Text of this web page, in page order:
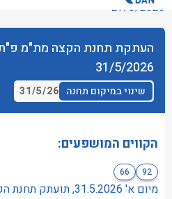
בְּאֲתָר
זֶה
מֻפְעֶלֶת
מַעֲרֶכֶת
נָגִישׁ
בִּקְלִיק
לִנְגִישׁוּת
הָאֲתָר.
27/5/2026
העתקת תחנת הקצה מת"מ
31/5/2026
שינוי במיקום תחנה 31/5/26
הקווים המושפעים:
92
66
מיום א' 31.5.2026,